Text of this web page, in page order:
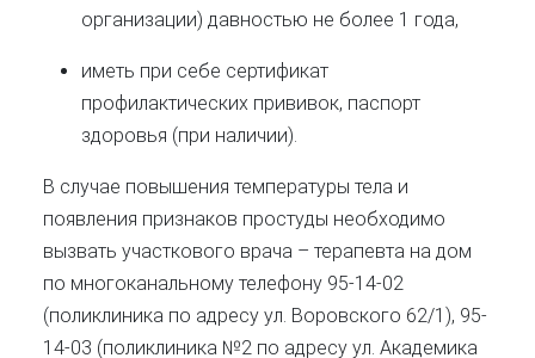
организации) давностью не более 1 года,
иметь при себе сертификат
профилактических прививок, паспорт
здоровья (при наличии).
В случае повышения температуры тела и
появления признаков простуды необходимо
вызвать участкового врача – терапевта на дом
по многоканальному телефону 95-14-02
(поликлиника по адресу ул. Воровского 62/1), 95-
14-03 (поликлиника №2 по адресу ул. Академика